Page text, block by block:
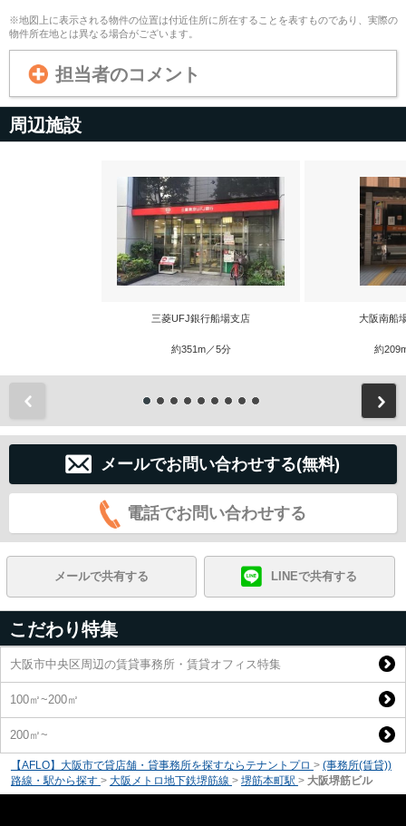
※地図上に表示される物件の位置は付近住所に所在することを表すものであり、実際の
物件所在地とは異なる場合がございます。
担当者のコメント
周辺施設
三菱UFJ銀行船場支店
約351m／5分
大阪南船
約
メールでお問い合わせする(無料)
電話でお問い合わせする
メールで共有する LINEで共有する
こだわり特集
大阪市中央区周辺の賃貸事務所・賃貸オフィス特集
100㎡~200㎡
200㎡~
【AFLO】大阪市で貸店舗・貸事務所を探すならテナントプロ > (事務所(賃貸))
路線・駅から探す > 大阪メトロ地下鉄堺筋線 > 堺筋本町駅 > 大阪堺筋ビル